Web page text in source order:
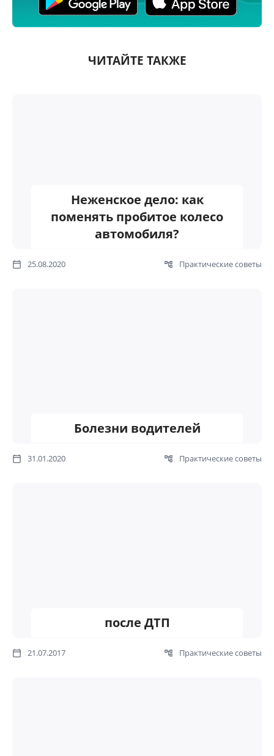
ЧИТАЙТЕ ТАКЖЕ
Неженское дело: как
поменять пробитое колесо
автомобиля?
25.08.2020 Практические советы
Болезни водителей
31.01.2020 Практические советы
после ДТП
21.07.2017 Практические советы